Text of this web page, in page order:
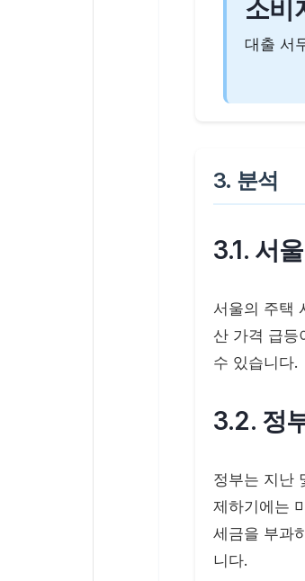
소비
대출 서
3. 분석
3.1. 서
서울의 주택
산 가격 급등
수 있습니다.
3.2. 정
정부는 지난
제하기에는
세금을 부과
니다.